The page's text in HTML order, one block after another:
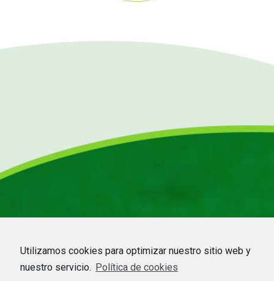
Utilizamos cookies para optimizar nuestro sitio web y
nuestro servicio. Política de cookies